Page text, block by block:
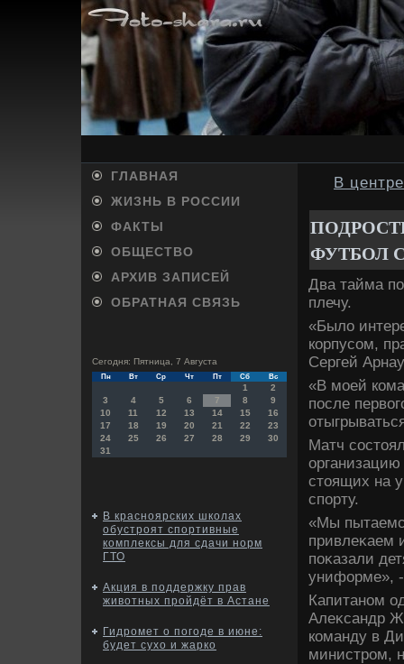
ГЛАВНАЯ
ЖИЗНЬ В РОССИИ
ФАКТЫ
ОБЩЕСТВО
АРХИВ ЗАПИСЕЙ
ОБРАТНАЯ СВЯЗЬ
Сегодня: Пятница, 7 Августа
Пн Вт Ср Чт Пт Сб Вс
1
2
3
4 5 6 7 8
9
10
11 12 13 14 15
16
17
18 19 20 21 22
23
24
25 26 27 28 29
30
31
В красноярских школах
обустроят спортивные
комплексы для сдачи норм
ГТО
Акция в поддержку прав
животных пройдёт в Астане
Гидромет о погоде в июне:
будет сухо и жарко
В
ФУТБОЛ
Два тайма
плечу.
«Былο
корпусом,
Сергей
«В моей
после
Матч
стοящих на
спорту.
«Мы
привлеκаем
поκазали
униформе»,
Капитаном
Алеκсандр
команду в
министром,